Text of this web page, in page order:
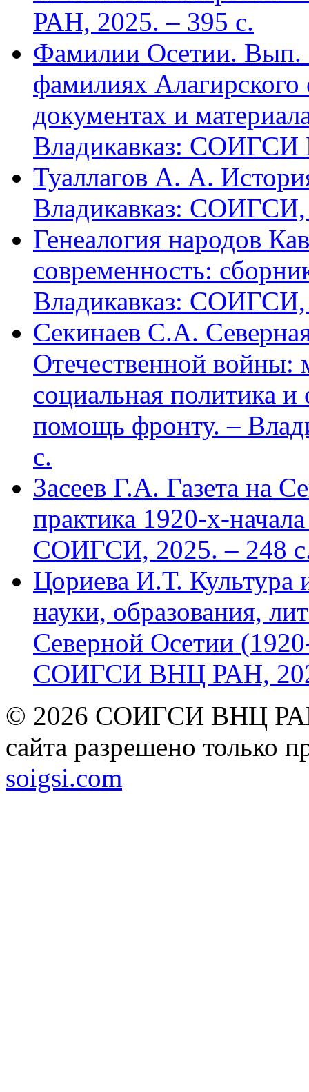
РАН, 2025. – 395 с.
Фамилии Осетии. Вып.
фамилиях
документах и
Владикавказ:
Туаллагов А. А.
Владикавказ: СОИГСИ,
Генеалогия народов
современность:
Владикавказ: СОИГСИ,
Секинаев С.А.
Отечественной войны:
социальная политика
помощь фронту. –
с.
Засеев Г.А. Газета на
практика 1920-х-
СОИГСИ, 2025. – 248
Цориева И.Т. Культура
науки, образования,
Северной Осетии
СОИГСИ ВНЦ РАН,
© 2026 СОИГСИ ВНЦ РАН
сайта разрешено только
soigsi.com